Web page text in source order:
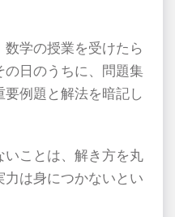
学の授業を受けたら
の日のうちに、問題集
例題と解法を暗記し
いことは、解き方を丸
は身につかないとい